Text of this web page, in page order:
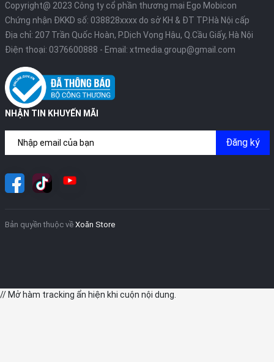
Copyright@ 2023 Công ty cổ phần thương mại Ego Mobicon
Chứng nhận ĐKKD số: 038828xxxx do sở KH & ĐT TP.Hà Nội cấp
Địa chỉ: 207 Trần Quốc Hoàn, P.Dịch Vọng Hậu, Q.Cầu Giấy, Hà Nội
Điện thoại: 0376600888 - Email: xtmedia.group@gmail.com
NHẬN TIN KHUYẾN MÃI
Đăng ký
Bản quyền thuộc về Xoăn Store
// Mở hàm tracking ẩn hiện khi cuộn nội dung.